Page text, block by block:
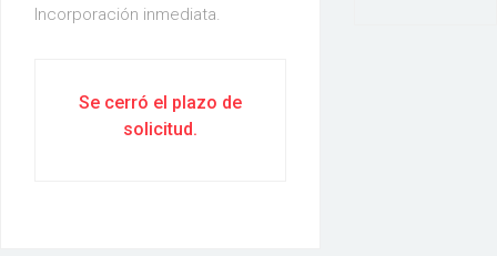
Incorporación inmediata.
Se cerró el plazo de
solicitud.